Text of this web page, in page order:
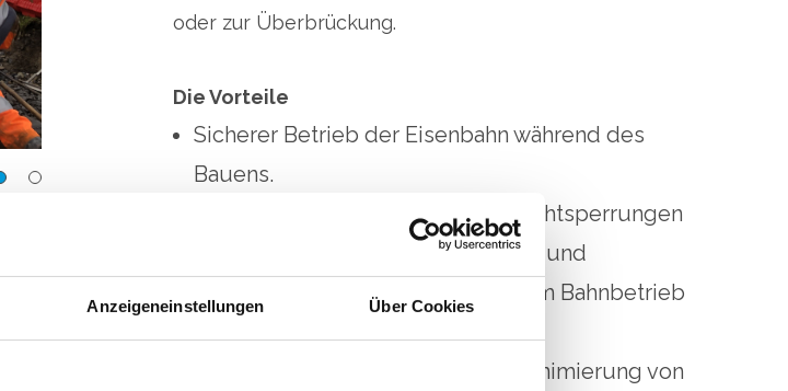
Anzeigeneinstellungen Über Cookies
Kleinhilfsbrücke KHB
oder zur Überbrückung.
Die Vorteile
Sicherer Betrieb der Eisenbahn während des
Bauens.
Kostengünstige Projekte, weil Nachtsperrungen
minimiert oder vermieden werden und
grabenlose Vortriebe während dem Bahnbetrieb
Verringerung Lärmemissionen; Minimierung von